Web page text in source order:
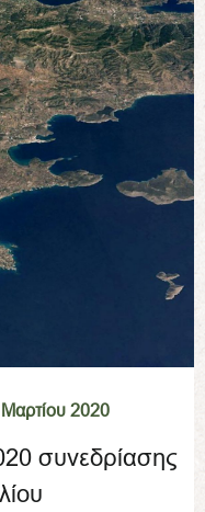
2020
συνεδρίασης